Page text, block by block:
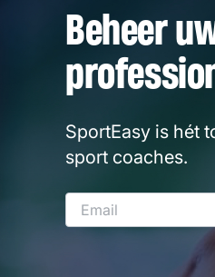
Beheer
SportEasy is hét
sport coaches.